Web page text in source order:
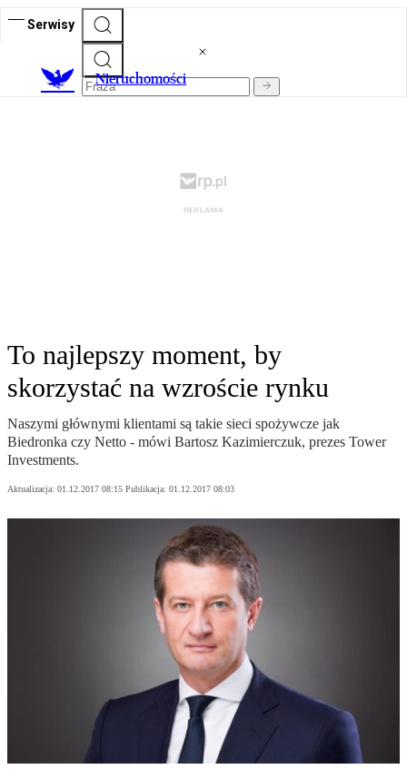
Serwisy
Nieruchomości
To najlepszy moment, by
skorzystać na wzroście rynku
Naszymi głównymi klientami są takie sieci spożywcze jak
Biedronka czy Netto - mówi Bartosz Kazimierczuk, prezes Tower
Investments.
Aktualizacja: 01.12.2017 08:15 Publikacja: 01.12.2017 08:03